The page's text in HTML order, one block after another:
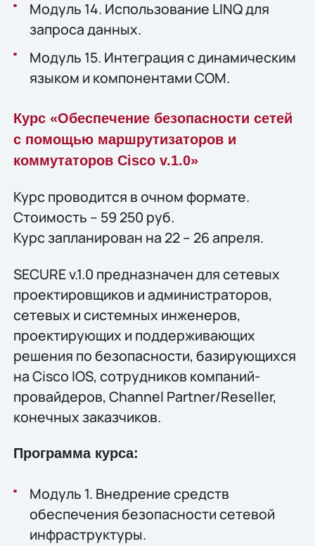
Модуль 14. Использование LINQ для
запроса данных.
Модуль 15. Интеграция с динамическим
языком и компонентами COM.
Курс «Обеспечение безопасности сетей
с помощью маршрутизаторов и
коммутаторов Cisco v.1.0»
Курс проводится в очном формате.
Стоимость – 59 250 руб.
Курс запланирован на 22 – 26 апреля.
SECURE v.1.0 предназначен для сетевых
проектировщиков и администраторов,
сетевых и системных инженеров,
проектирующих и поддерживающих
решения по безопасности, базирующихся
на Cisco IOS, сотрудников компаний-
провайдеров, Channel Partner/Reseller,
конечных заказчиков.
Программа курса:
Модуль 1. Внедрение средств
обеспечения безопасности сетевой
инфраструктуры.